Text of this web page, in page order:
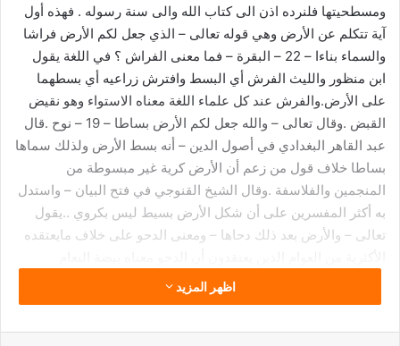
ومسطحيتها فلنرده اذن الى كتاب الله والى سنة رسوله . فهذه أول
آية تتكلم عن الأرض وهي قوله تعالى – الذي جعل لكم الأرض فراشا
والسماء بناءا – 22 – البقرة – فما معنى الفراش ؟ في اللغة يقول
ابن منظور والليث الفرش أي البسط وافترش زراعيه أي بسطهما
على الأرض.والفرش عند كل علماء اللغة معناه الاستواء وهو نقيض
القبض .وقال تعالى – والله جعل لكم الأرض بساطا – 19 – نوح .قال
عبد القاهر البغدادي في أصول الدين – أنه بسط الأرض ولذلك سماها
بساطا خلاف قول من زعم أن الأرض كرية غير مبسوطة من
المنجمين والفلاسفة .وقال الشيخ القنوجي في فتح البيان – واستدل
به أكثر المفسرين على أن شكل الأرض بسيط ليس بكروي ..يقول
تعالى – والأرض بعد ذلك دحاها – ومعنى الدحو على خلاف مايعتقده
وبالتالي يستدلون بهذه الآية على الكروية ..قال ابن منظور وغيره من
علماء اللغة أن الدحو معناه البسط .ومعناه مبيض النعام أي المكان
اظهر المزيد